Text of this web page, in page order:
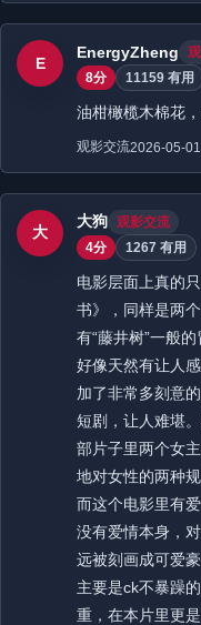
E
EnergyZheng
8分
11159 有用
油柑橄榄木棉花
观影交流2026-05-01
大
大狗 观影交流
4分
1267 有用
电影层面上真的
书》，同样是两
有“藤井树”一般
好像天然有让人
加了非常多刻意
短剧，让人难堪
部片子里两个女
地对女性的两种
而这个电影里有
没有爱情本身，
远被刻画成可爱
主要是ck不暴躁
重，在本片里更